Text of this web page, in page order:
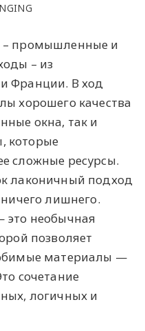
– промышленные и
– из
Франции. В ход
хорошего качества
окна, так и
которые
сложные ресурсы.
лаконичный подход
лишнего.
необычная
позволяет
материалы —
сочетание
логичных и